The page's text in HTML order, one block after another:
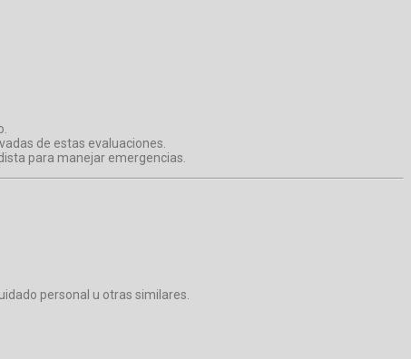
de estas evaluaciones.
para manejar emergencias.
personal u otras similares.